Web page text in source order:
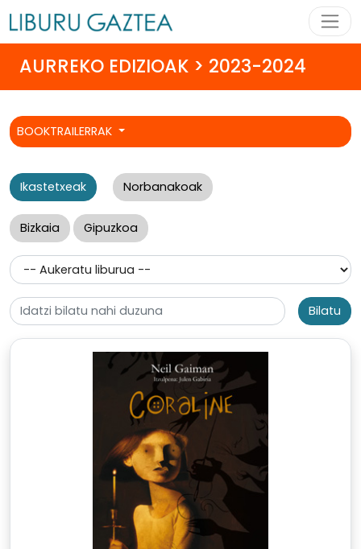
AURREKO EDIZIOAK > 2023-2024
BOOKTRAILERRAK
Ikastetxeak Norbanakoak
Bizkaia Gipuzkoa
Bilatu